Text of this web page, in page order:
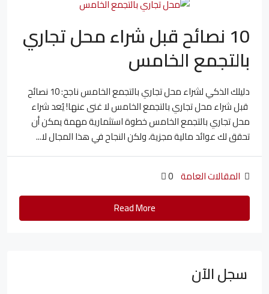
10 نصائح قبل شراء محل تجاري
بالتجمع الخامس
دليلك الذكي لشراء محل تجاري بالتجمع الخامس ناجح: 10 نصائح
قبل شراء محل تجاري بالتجمع الخامس لا غنى عنها! يُعد شراء
محل تجاري بالتجمع الخامس خطوة استثمارية مهمة يمكن أن
تحقق لك عوائد مالية مجزية، ولكن النجاح في هذا المجال لا...
المقالات العامة 0
Read More
سجل الآن